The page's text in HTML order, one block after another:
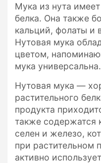
Мука из нута
белка. Она также
кальций, фолаты и
Нутовая мука
цветом,
мука универсальна.
Нутовая мука —
растительного
продукта
также содержатся
селен и железо,
при растительном
активно